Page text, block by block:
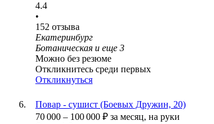
4.4
•
152 отзыва
Екатеринбург
Ботаническая и еще 3
Можно без резюме
Откликнитесь среди первых
Откликнуться
Повар - сушист (Боевых Дружин, 20)
70 000 – 100 000 ₽ за месяц, на руки